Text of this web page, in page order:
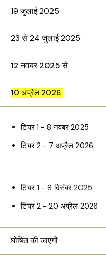
19 जुलाई 2025
23 से 24 जुलाई 2025
12 नवंबर 2025 से
10 अप्रैल 2026
टियर 1 - 8 नवंबर 2025
टियर 2 - 7 अप्रैल 2026
टियर 1 - 8 दिसंबर 2025
टियर 2 - 20 अप्रैल 2026
घोषित की जाएगी